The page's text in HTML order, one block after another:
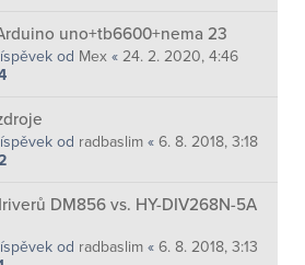
uno+tb6600+nema 23
od Mex « 24. 2. 2020, 4:46
od radbaslim « 6. 8. 2018, 3:18
DM856 vs. HY-DIV268N-5A
od radbaslim « 6. 8. 2018, 3:13